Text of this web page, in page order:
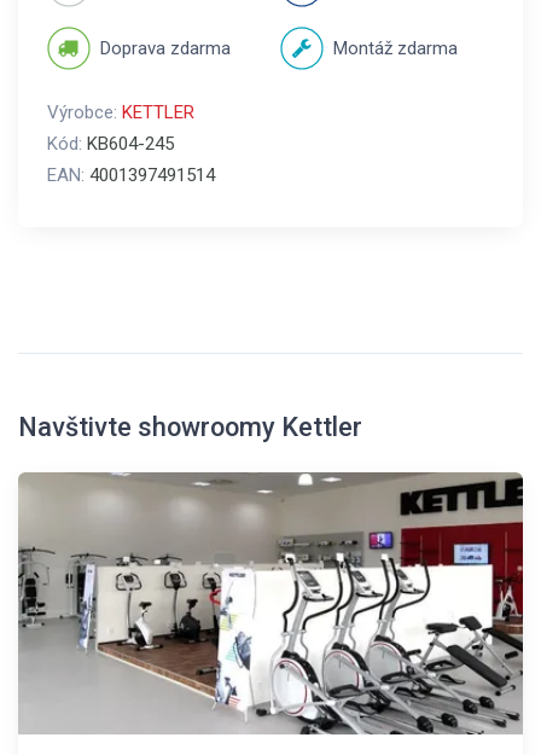
Doprava zdarma Montáž zdarma
Výrobce: KETTLER
Kód: KB604-245
EAN: 4001397491514
Navštivte showroomy Kettler